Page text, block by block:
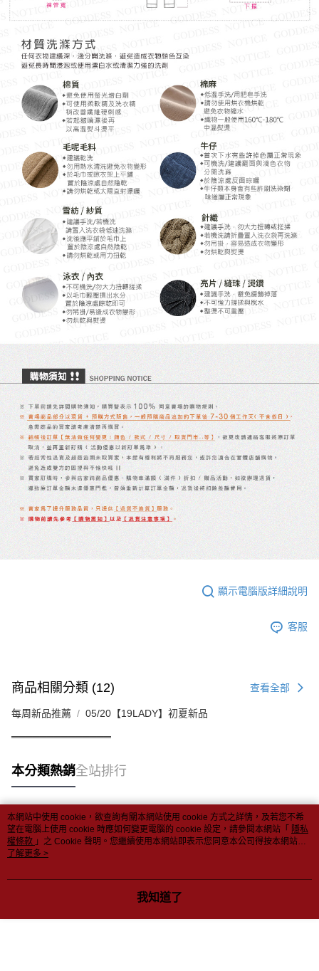
顯示電腦版詳細說明
客服
商品相關分類 (12) 查看全部
每周新品推薦 05/20【19LADY】初夏新品
══════════════
本分類熱銷全站排行
熱門標籤
本網站中使用 cookie，欲查詢有關本網站使用 cookie 方式之詳情，及若您不希
望在電腦上使用 cookie 時應如何變更電腦的 cookie 設定，請參閱本網站「 隱私
權條款 」之 Cookie 聲明。您繼續使用本網站即表示您同意本公司得按本網站使
用條款之 Cookie 聲明使用 cookie。
了解更多 >
我知道了